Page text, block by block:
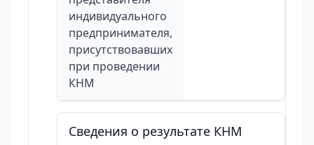
индивидуального
предпринимателя,
присутствовавших
при проведении
КНМ
Сведения о результате КНМ